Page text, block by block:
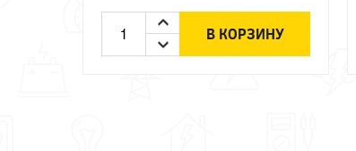
В КОРЗИНУ